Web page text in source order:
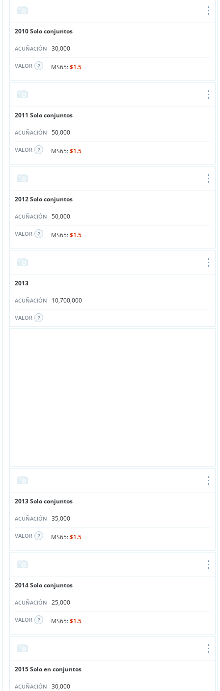
2010 Solo conjuntos
ACUÑACIÓN 30,000
VALOR MS65:$1.5
2011 Solo conjuntos
ACUÑACIÓN 50,000
VALOR MS65:$1.5
2012 Solo conjuntos
ACUÑACIÓN 50,000
VALOR MS65:$1.5
2013
ACUÑACIÓN 10,700,000
VALOR -
2013 Solo conjuntos
ACUÑACIÓN 35,000
VALOR MS65:$1.5
2014 Solo conjuntos
ACUÑACIÓN 25,000
VALOR MS65:$1.5
2015 Solo en conjuntos
ACUÑACIÓN 30,000